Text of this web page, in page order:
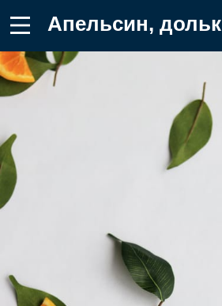
Апельсин, дольки, листья Фото